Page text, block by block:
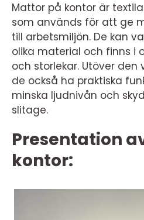
Mattor på kontor är
som används för att ge
till arbetsmiljön. De kan
olika material och finns i
och storlekar. Utöver den
de också ha praktiska
minska ljudnivån och
slitage.
Presentation
kontor: